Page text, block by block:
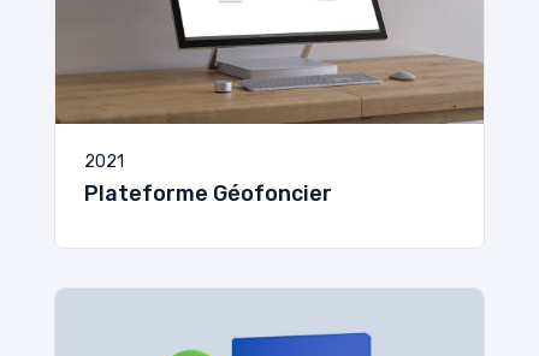
2021
Plateforme Géofoncier